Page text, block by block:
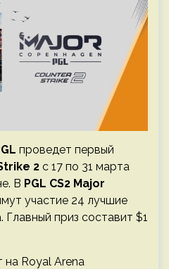
проведет первый
2 с 17 по 31 марта
В PGL CS2 Major
участие 24 лучшие
приз составит $1
на Royal Arena